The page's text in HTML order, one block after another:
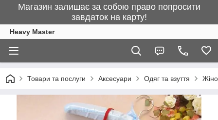
Магазин залишає за собою право попросити
завдаток на карту!
Heavy Master
Товари та послуги Аксесуари Одяг та взуття